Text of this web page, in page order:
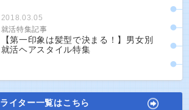
2018.03.05
就活特集記事
【第一印象は髪型で決まる！】男女別
就活ヘアスタイル特集
ライター一覧はこちら